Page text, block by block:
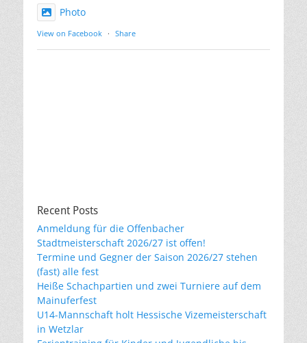
Photo
View on Facebook · Share
Recent Posts
Anmeldung für die Offenbacher
Stadtmeisterschaft 2026/27 ist offen!
Termine und Gegner der Saison 2026/27 stehen
(fast) alle fest
Heiße Schachpartien und zwei Turniere auf dem
Mainuferfest
U14-Mannschaft holt Hessische Vizemeisterschaft
in Wetzlar